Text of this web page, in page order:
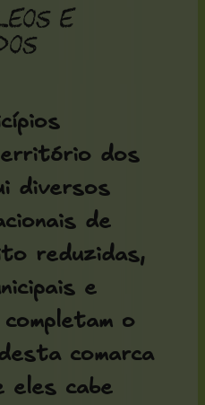
e
dos
diversos
de
reduzidas,
e
o
comarca
eles cabe